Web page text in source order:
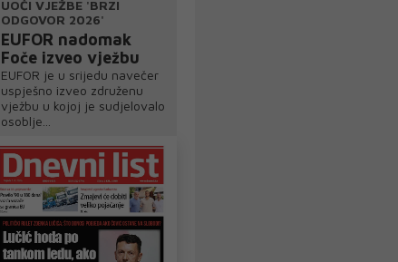
UOČI VJEŽBE 'BRZI
ODGOVOR 2026'
EUFOR nadomak
Foče izveo vježbu
EUFOR je u srijedu navečer
uspješno izveo združenu
vježbu u kojoj je sudjelovalo
osoblje...